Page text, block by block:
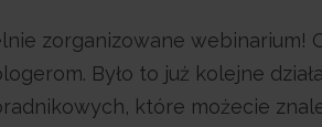
zorganizowane webinarium!
Było to już kolejne
które możecie